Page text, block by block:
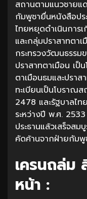
สถานตามแนวชาย
กัมพูชายื่นหนังสือปร
ไทยหยุดดำเนินการ
และกลุ่มปราสาทตา
กระทรวงวัฒนธรรม
ปราสาทตาเมือน เ
ตาเมือนธมและปรา
ทะเบียนเป็นโบราณ
2478 และรัฐบาลไ
ระหว่างปี พ.ศ.
ประธานแล้วเสร็จส
คัดค้านจากฝ่ายกัมพู
เครนถล่ม
หน้า :